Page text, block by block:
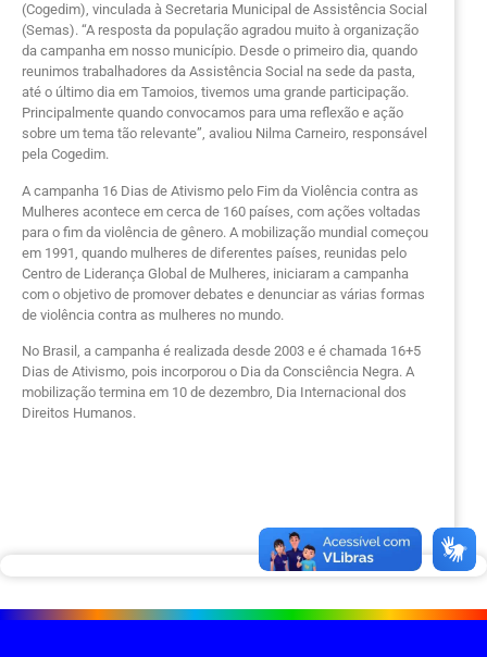
(Cogedim), vinculada à Secretaria Municipal de Assistência Social
(Semas). “A resposta da população agradou muito à organização
da campanha em nosso município. Desde o primeiro dia, quando
reunimos trabalhadores da Assistência Social na sede da pasta,
até o último dia em Tamoios, tivemos uma grande participação.
Principalmente quando convocamos para uma reflexão e ação
sobre um tema tão relevante”, avaliou Nilma Carneiro, responsável
pela Cogedim.
A campanha 16 Dias de Ativismo pelo Fim da Violência contra as
Mulheres acontece em cerca de 160 países, com ações voltadas
para o fim da violência de gênero. A mobilização mundial começou
em 1991, quando mulheres de diferentes países, reunidas pelo
Centro de Liderança Global de Mulheres, iniciaram a campanha
com o objetivo de promover debates e denunciar as várias formas
de violência contra as mulheres no mundo.
No Brasil, a campanha é realizada desde 2003 e é chamada 16+5
Dias de Ativismo, pois incorporou o Dia da Consciência Negra. A
mobilização termina em 10 de dezembro, Dia Internacional dos
Direitos Humanos.